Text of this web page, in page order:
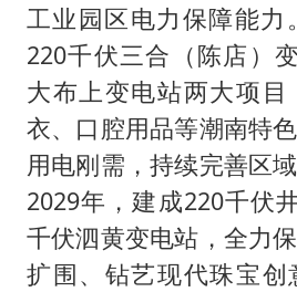
工业园区电力保障能力
220千伏三合（陈店）
大布上变电站两大项目
衣、口腔用品等潮南特
用电刚需，持续完善区
2029年，建成220千伏
千伏泗黄变电站，全力
扩围、钻艺现代珠宝创